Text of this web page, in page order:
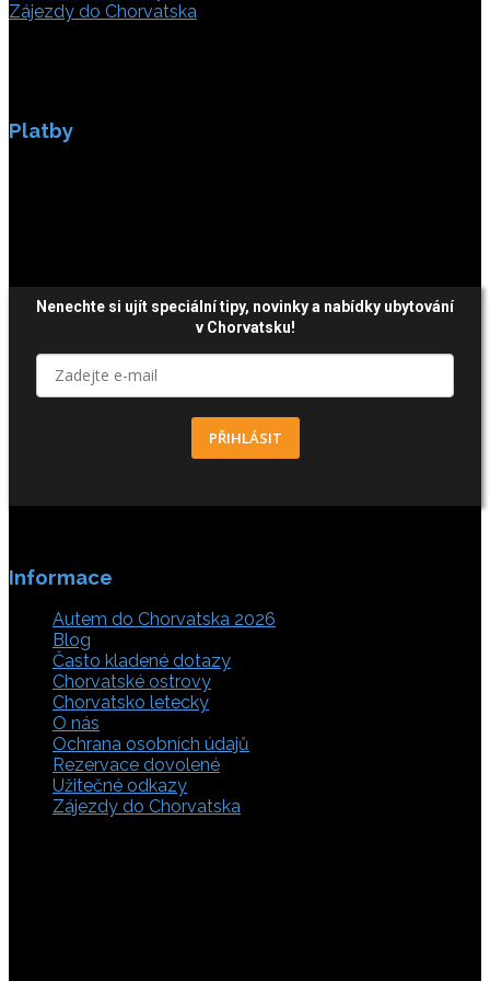
Zájezdy do Chorvatska
Platby
Nenechte si ujít speciální tipy, novinky a nabídky ubytování
v Chorvatsku!
PŘIHLÁSIT
Informace
Autem do Chorvatska 2026
Blog
Často kladené dotazy
Chorvatské ostrovy
Chorvatsko letecky
O nás
Ochrana osobních údajů
Rezervace dovolené
Užitečné odkazy
Zájezdy do Chorvatska